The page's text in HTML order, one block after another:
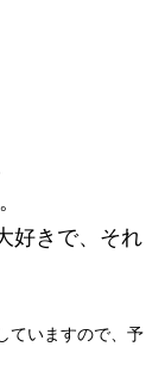
好きで、それ
ていますので、予